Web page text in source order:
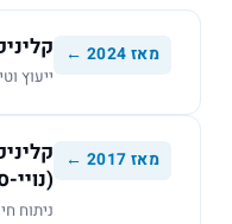
קליניקת
ייעוץ וטיפול
קליניק
(נויי-סור-
ניתוח חירום